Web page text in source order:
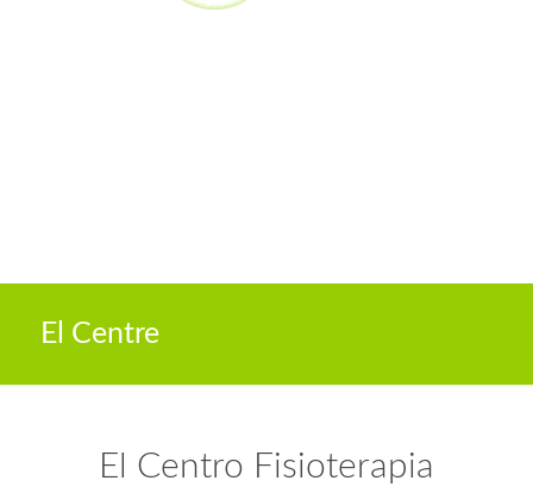
El Centre
El Centro Fisioterapia